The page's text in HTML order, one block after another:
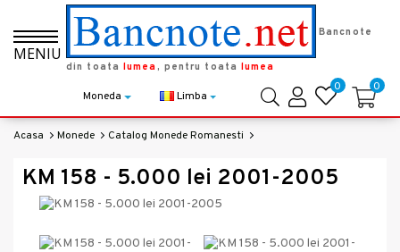
MENIU
Bancnote
din toata lumea , pentru toata lumea
Moneda Limba
0 0
Acasa Monede
Catalog Monede Romanesti
KM 158 - 5.000 lei 2001-2005